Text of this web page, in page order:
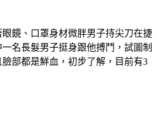
鏡、口罩身材微胖男子持尖刀在捷
名長髮男子挺身跟他搏鬥，試圖制
部都是鮮血，初步了解，目前有3